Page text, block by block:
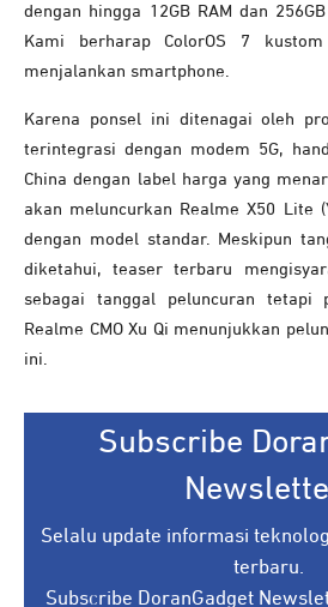
dengan hingga 12GB RAM dan
Kami berharap ColorOS 7
menjalankan smartphone.
Karena ponsel ini ditenagai oleh
terintegrasi dengan modem 5G,
China dengan label harga yang
akan meluncurkan Realme X50 Lite
dengan model standar. Meskipun
diketahui, teaser terbaru
sebagai tanggal peluncuran tetapi
Realme CMO Xu Qi menunjukkan
ini.
Subscribe
Selalu update informasi
terbaru.
Subscribe DoranGadget